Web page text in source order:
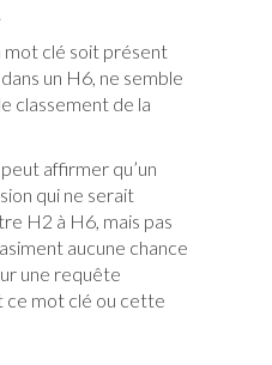
mot clé soit présent
un H6, ne semble
classement de la
affirmer qu’un
qui ne serait
H2 à H6, mais pas
aucune chance
une requête
ce mot clé ou cette